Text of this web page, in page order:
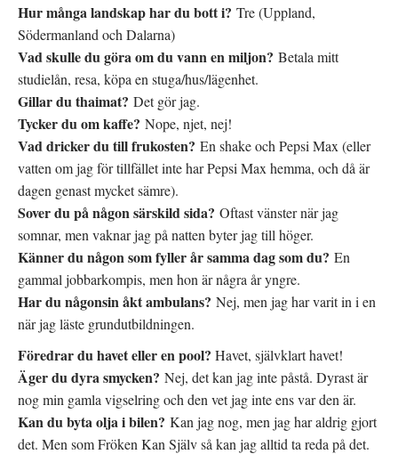
Hur många landskap har du bott i? Tre (Uppland,
Södermanland och Dalarna)
Vad skulle du göra om du vann en miljon? Betala mitt
studielån, resa, köpa en stuga/hus/lägenhet.
Gillar du thaimat? Det gör jag.
Tycker du om kaffe? Nope, njet, nej!
Vad dricker du till frukosten? En shake och Pepsi Max (eller
vatten om jag för tillfället inte har Pepsi Max hemma, och då är
dagen genast mycket sämre).
Sover du på någon särskild sida? Oftast vänster när jag
somnar, men vaknar jag på natten byter jag till höger.
Känner du någon som fyller år samma dag som du? En
gammal jobbarkompis, men hon är några år yngre.
Har du någonsin åkt ambulans? Nej, men jag har varit in i en
när jag läste grundutbildningen.
Föredrar du havet eller en pool? Havet, självklart havet!
Äger du dyra smycken? Nej, det kan jag inte påstå. Dyrast är
nog min gamla vigselring och den vet jag inte ens var den är.
Kan du byta olja i bilen? Kan jag nog, men jag har aldrig gjort
det. Men som Fröken Kan Själv så kan jag alltid ta reda på det.